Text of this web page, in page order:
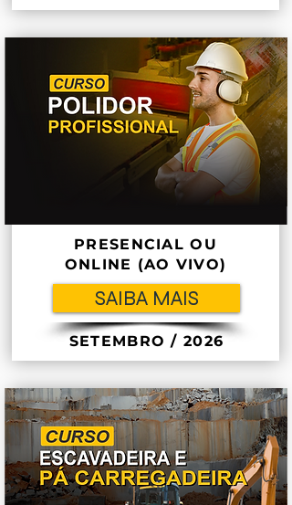
PRESENCIAL OU
ONLINE (AO VIVO)
SAIBA MAIS
SETEMBRO / 2026